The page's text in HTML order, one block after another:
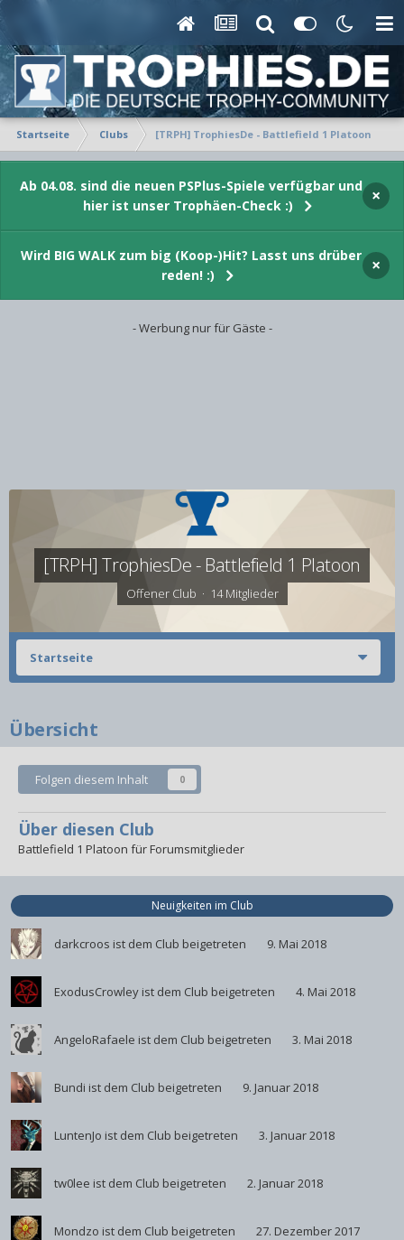
Startseite Clubs [TRPH] TrophiesDe - Battlefield 1 Platoon
Ab 04.08. sind die neuen PSPlus-Spiele verfügbar und
hier ist unser Trophäen-Check :)
×
Wird BIG WALK zum big (Koop-)Hit? Lasst uns drüber
reden! :)
×
- Werbung nur für Gäste -
[TRPH] TrophiesDe - Battlefield 1 Platoon
Offener Club · 14 Mitglieder
Startseite
Übersicht
Folgen diesem Inhalt 0
Über diesen Club
Battlefield 1 Platoon für Forumsmitglieder
Neuigkeiten im Club
darkcroos ist dem Club beigetreten 9. Mai 2018
ExodusCrowley ist dem Club beigetreten 4. Mai 2018
AngeloRafaele ist dem Club beigetreten 3. Mai 2018
Bundi ist dem Club beigetreten 9. Januar 2018
LuntenJo ist dem Club beigetreten 3. Januar 2018
tw0lee ist dem Club beigetreten 2. Januar 2018
Mondzo ist dem Club beigetreten 27. Dezember 2017